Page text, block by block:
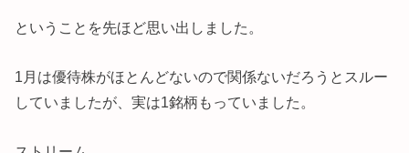
ということを先ほど思い出しました。
1月は優待株がほとんどないので関係ないだろうとスルー
していましたが、実は1銘柄もっていました。